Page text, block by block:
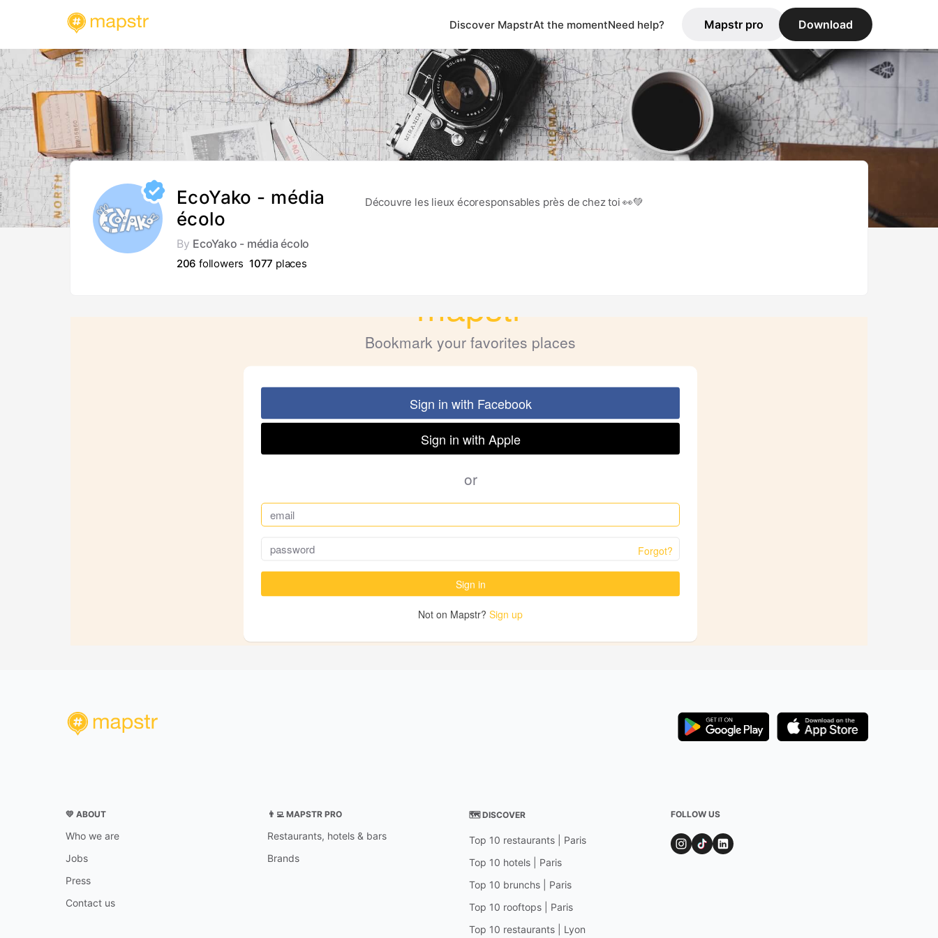
Discover MapstrAt the momentNeed help? Mapstr pro Download
EcoYako - média
écolo
By EcoYako - média écolo
206 followers 1077 places
Découvre les lieux écoresponsables près de chez toi 👀💚
💛 ABOUT
Who we are
Jobs
Press
Contact us
👨‍💻 MAPSTR PRO
Restaurants, hotels & bars
Brands
🗺 DISCOVER
Top 10 restaurants | Paris
Top 10 hotels | Paris
Top 10 brunchs | Paris
Top 10 rooftops | Paris
Top 10 restaurants | Lyon
FOLLOW US